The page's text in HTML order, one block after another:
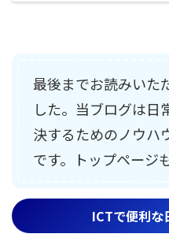
最後までお読みいた
した。当ブログは日
決するためのノウハ
です。トップページ
ICTで便利な